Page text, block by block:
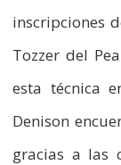
inscripciones
Tozzer del
esta técnica
Denison
gracias a las